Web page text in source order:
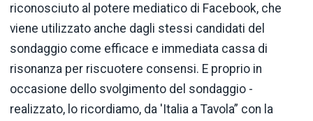
riconosciuto al potere mediatico di Facebook, che
viene utilizzato anche dagli stessi candidati del
sondaggio come efficace e immediata cassa di
risonanza per riscuotere consensi. E proprio in
occasione dello svolgimento del sondaggio -
realizzato, lo ricordiamo, da 'Italia a Tavola” con la